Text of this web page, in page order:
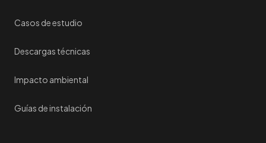
Casos de estudio
Descargas técnicas
Impacto ambiental
Guías de instalación